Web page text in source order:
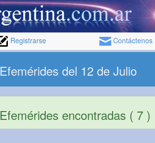
Registrarse Contáctenos
Efemérides del 12 de Julio
Efemérides encontradas ( 7 )